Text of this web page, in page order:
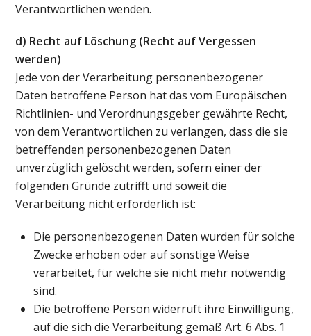
Verantwortlichen wenden.
d) Recht auf Löschung (Recht auf Vergessen
werden)
Jede von der Verarbeitung personenbezogener
Daten betroffene Person hat das vom Europäischen
Richtlinien- und Verordnungsgeber gewährte Recht,
von dem Verantwortlichen zu verlangen, dass die sie
betreffenden personenbezogenen Daten
unverzüglich gelöscht werden, sofern einer der
folgenden Gründe zutrifft und soweit die
Verarbeitung nicht erforderlich ist:
Die personenbezogenen Daten wurden für solche
Zwecke erhoben oder auf sonstige Weise
verarbeitet, für welche sie nicht mehr notwendig
sind.
Die betroffene Person widerruft ihre Einwilligung,
auf die sich die Verarbeitung gemäß Art. 6 Abs. 1